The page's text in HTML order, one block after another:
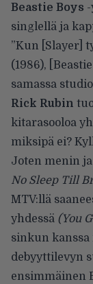
Beastie Boys
singlellä ja
”Kun [Slayer]
(1986),
samassa
Rick Rubin
kitarasooloa
miksipä ei?
Joten menin ja
No Sleep Till
MTV:llä
yhdessä (You
sinkun kanssa
debyyttilevyn
ensimmäinen